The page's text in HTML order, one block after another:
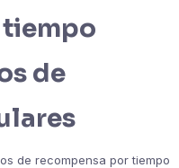
de
de recompensa por tiempo